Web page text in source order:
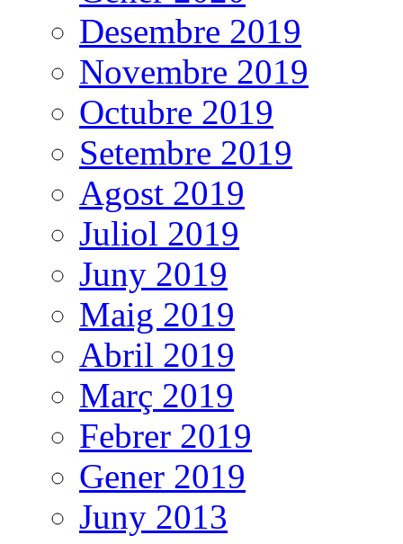
Desembre 2019
Novembre 2019
Octubre 2019
Setembre 2019
Agost 2019
Juliol 2019
Juny 2019
Maig 2019
Abril 2019
Març 2019
Febrer 2019
Gener 2019
Juny 2013